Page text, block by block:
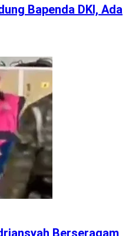
Bapenda DKI, Ada
Berseragam